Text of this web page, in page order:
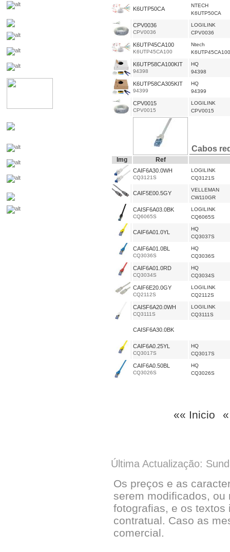
K6UTP50CA
NTECH
K6UTP50CA
CPV0036
CPV0036
LOGILINK
CPV0036
K6UTP45CA100
K6UTP45CA100
Ntech
K6UTP45CA100
K6UTP58CA100KIT
94398
HQ
94398
K6UTP58CA305KIT
94399
HQ
94399
CPV0015
CPV0015
LOGILINK
CPV0015
Cabos
Img Ref
CAIF6A30.0WH
CQ3121S
LOGILINK
CQ3121S
CAIF5E00.5GY
VELLEMAN
CW110GR
CAISF6A03.0BK
CQ6065S
LOGILINK
CQ6065S
CAIF6A01.0YL
HQ
CQ3037S
CAIF6A01.0BL
CQ3036S
HQ
CQ3036S
CAIF6A01.0RD
CQ3034S
HQ
CQ3034S
CAIF6E20.0GY
CQ2112S
LOGILINK
CQ2112S
CAISF6A20.0WH
CQ3111S
LOGILINK
CQ3111S
CAISF6A30.0BK
CAIF6A0.25YL
CQ3017S
HQ
CQ3017S
CAIF6A0.50BL
CQ3026S
HQ
CQ3026S
«« Inicio
Última Actualização:
Os preços e as
serem modificados, ou
fotografias, e os
contratual. Caso as
comercial.